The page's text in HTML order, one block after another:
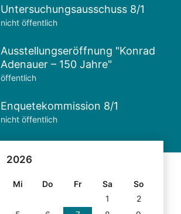
Untersuchungsausschuss 8/1
nicht öffentlich
Ausstellungseröffnung "Konrad
Adenauer – 150 Jahre"
öffentlich
Enquetekommission 8/1
nicht öffentlich
2026
Mi Do Fr Sa
So
1
2